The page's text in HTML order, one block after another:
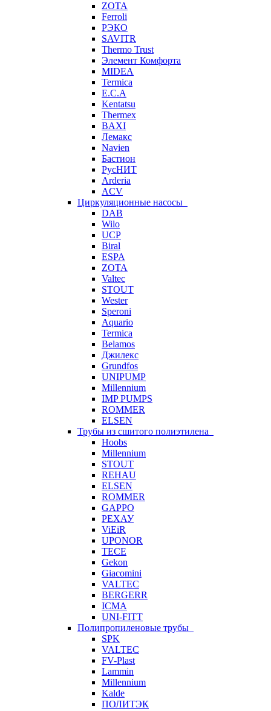
ZOTA
Ferroli
РЭКО
SAVITR
Thermo Trust
Элемент Комфорта
MIDEA
Termica
E.C.A
Kentatsu
Thermex
BAXI
Лемакс
Navien
Бастион
РусНИТ
Arderia
ACV
Циркуляционные насосы
DAB
Wilo
UCP
Biral
ESPA
ZOTA
Valtec
STOUT
Wester
Speroni
Aquario
Termica
Belamos
Джилекс
Grundfos
UNIPUMP
Millennium
IMP PUMPS
ROMMER
ELSEN
Трубы из сшитого полиэтилена
Hoobs
Millennium
STOUT
REHAU
ELSEN
ROMMER
GAPPO
РЕХАУ
ViEiR
UPONOR
TECE
Gekon
Giacomini
VALTEC
BERGERR
ICMA
UNI-FITT
Полипропиленовые трубы
SPK
VALTEC
FV-Plast
Lammin
Millennium
Kalde
ПОЛИТЭК